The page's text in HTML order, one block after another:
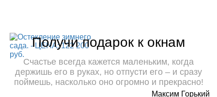
Получи подарок к окнам
Счастье всегда кажется маленьким, когда
держишь его в руках, но отпусти его – и сразу
поймешь, насколько оно огромно и прекрасно!
Максим Горький